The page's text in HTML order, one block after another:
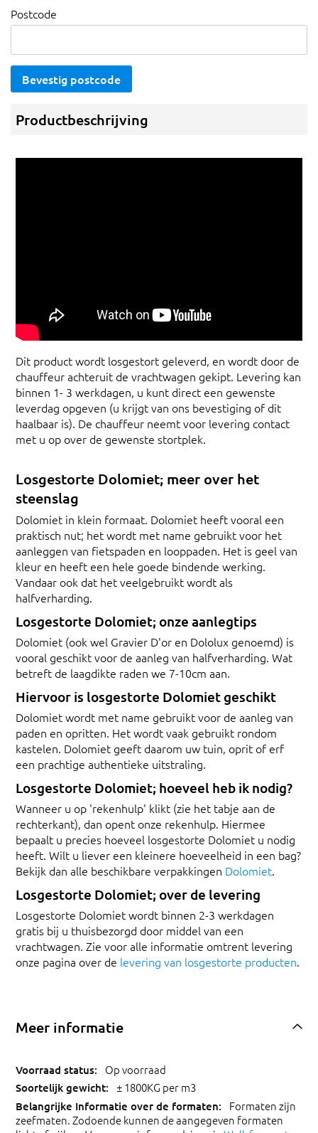
Postcode
Bevestig postcode
Productbeschrijving
Dit product wordt losgestort geleverd, en wordt door de
chauffeur achteruit de vrachtwagen gekipt. Levering kan
binnen 1- 3 werkdagen, u kunt direct een gewenste
leverdag opgeven (u krijgt van ons bevestiging of dit
haalbaar is). De chauffeur neemt voor levering contact
met u op over de gewenste stortplek.
Losgestorte Dolomiet; meer over het
steenslag
Dolomiet in klein formaat. Dolomiet heeft vooral een
praktisch nut; het wordt met name gebruikt voor het
aanleggen van fietspaden en looppaden. Het is geel van
kleur en heeft een hele goede bindende werking.
Vandaar ook dat het veelgebruikt wordt als
halfverharding.
Losgestorte Dolomiet; onze aanlegtips
Dolomiet (ook wel Gravier D'or en Dololux genoemd) is
vooral geschikt voor de aanleg van halfverharding. Wat
betreft de laagdikte raden we 7-10cm aan.
Hiervoor is losgestorte Dolomiet geschikt
Dolomiet wordt met name gebruikt voor de aanleg van
paden en opritten. Het wordt vaak gebruikt rondom
kastelen. Dolomiet geeft daarom uw tuin, oprit of erf
een prachtige authentieke uitstraling.
Losgestorte Dolomiet; hoeveel heb ik nodig?
Wanneer u op 'rekenhulp' klikt (zie het tabje aan de
rechterkant), dan opent onze rekenhulp. Hiermee
bepaalt u precies hoeveel losgestorte Dolomiet u nodig
heeft. Wilt u liever een kleinere hoeveelheid in een bag?
Bekijk dan alle beschikbare verpakkingen Dolomiet.
Losgestorte Dolomiet; over de levering
Losgestorte Dolomiet wordt binnen 2-3 werkdagen
gratis bij u thuisbezorgd door middel van een
vrachtwagen. Zie voor alle informatie omtrent levering
onze pagina over de levering van losgestorte producten.
Meer informatie
Op voorraad
± 1800KG per m3
Formaten zijn
zeefmaten. Zodoende kunnen de aangegeven formaten